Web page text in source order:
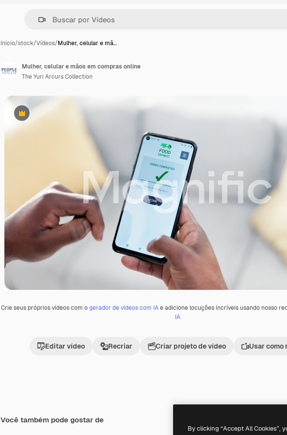
Início/stock/Vídeos/Mulher, celular e mã…
Premium
Crie seus próprios vídeos com ogerador de vídeos com IAe adicione locuções incríveis usando nosso
IA
Editar vídeo Recriar Criar projeto de vídeo Usar como
Mulher, celular e mãos em compras online
The Yuri Arcurs Collection
Você também pode gostar de
By clicking “Accept All Cookies”,